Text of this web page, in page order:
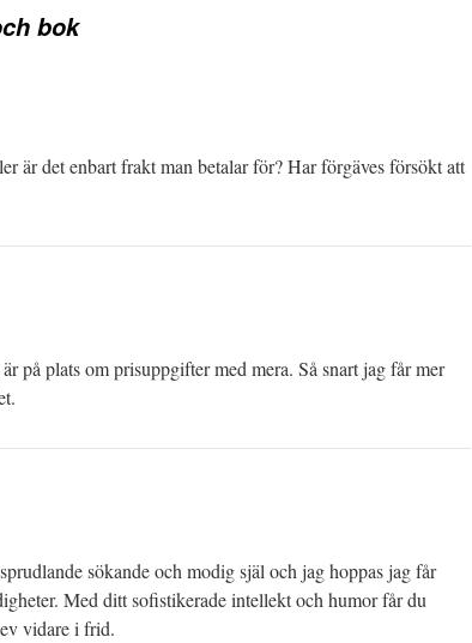
bok
är det enbart frakt man betalar för? Har förgäves försökt att
på plats om prisuppgifter med mera. Så snart jag får mer
sökande och modig själ och jag hoppas jag får
Med ditt sofistikerade intellekt och humor får du
vidare i frid.